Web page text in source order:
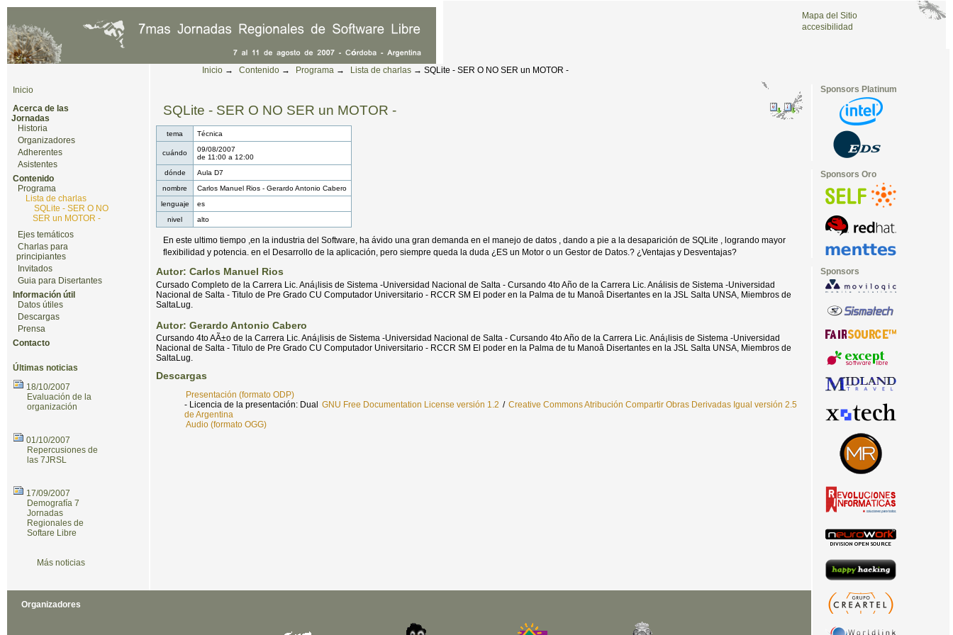
Cambiar a contenido.|Saltar a navegación
Mapa del Sitio
accesibilidad
Herramientas Personales
Inicio → Contenido → Programa → Lista de charlas → SQLite - SER O NO SER un MOTOR -
SQLite - SER O NO SER un MOTOR -
tema Técnica
cuándo
09/08/2007
de 11:00a 12:00
dónde
Aula D7
nombre
Carlos Manuel Rios - Gerardo Antonio Cabero
lenguaje
es
nivel
alto
En este ultimo tiempo ,en la industria del Software, ha ávido una gran demanda en el manejo de datos , dando a pie a la desaparición de SQLite , logrando mayor
flexibilidad y potencia. en el Desarrollo de la aplicación, pero siempre queda la duda ¿ES un Motor o un Gestor de Datos.? ¿Ventajas y Desventajas?
Autor: Carlos Manuel Rios
Cursado Completo de la Carrera Lic. Aná¡lisis de Sistema -Universidad Nacional de Salta - Cursando 4to Año de la Carrera Lic. Análisis de Sistema -Universidad
Nacional de Salta - Titulo de Pre Grado CU Computador Universitario - RCCR SM El poder en la Palma de tu Manoâ Disertantes en la JSL Salta UNSA, Miembros de
SaltaLug.
Autor: Gerardo Antonio Cabero
Cursando 4to AÃ±o de la Carrera Lic. Aná¡lisis de Sistema -Universidad Nacional de Salta - Cursando 4to Año de la Carrera Lic. Aná¡lisis de Sistema -Universidad
Nacional de Salta - Titulo de Pre Grado CU Computador Universitario - RCCR SM El poder en la Palma de tu Manoâ Disertantes en la JSL Salta UNSA, Miembros de
SaltaLug.
Descargas
Presentación (formato ODP)
- Licencia de la presentación: Dual GNU Free Documentation License versión 1.2 / Creative Commons Atribución Compartir Obras Derivadas Igual versión 2.5
de Argentina
Audio (formato OGG)
Inicio
Acerca de las
Jornadas
Historia
Organizadores
Adherentes
Asistentes
Contenido
Programa
Lista de charlas
SQLite - SER O NO
SER un MOTOR -
Ejes temáticos
Charlas para
principiantes
Invitados
Guia para Disertantes
Información útil
Datos útiles
Descargas
Prensa
Contacto
Últimas noticias
18/10/2007
Evaluación de la
organización
01/10/2007
Repercusiones de
las 7JRSL
17/09/2007
Demografía 7
Jornadas
Regionales de
Softare Libre
Más noticias
Sponsors Platinum
Sponsors Oro
Sponsors
Organizadores